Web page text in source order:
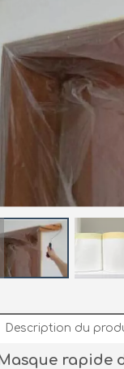
Description du
rapide